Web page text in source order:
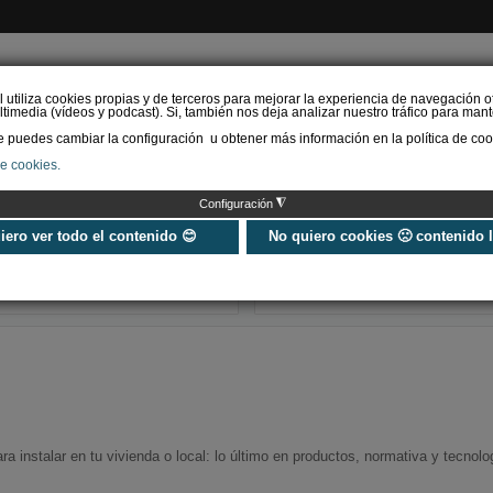
utiliza cookies propias y de terceros para mejorar la experiencia de navegación
(vídeos y podcast). Si, también nos deja analizar nuestro tráfico para
puedes cambiar la configuración u obtener más información en la política de
cookies.
Configuración ◮
ver todo el contenido 😊 No quiero cookies 🙁 contenido
RENOVABLES
Aerotermia y certificación
energética: adiós a la
dieta que solo contaba
URSA instala
fotovoltaica en
fábricas de
instalar en tu vivienda o local: lo último en productos, normativa y